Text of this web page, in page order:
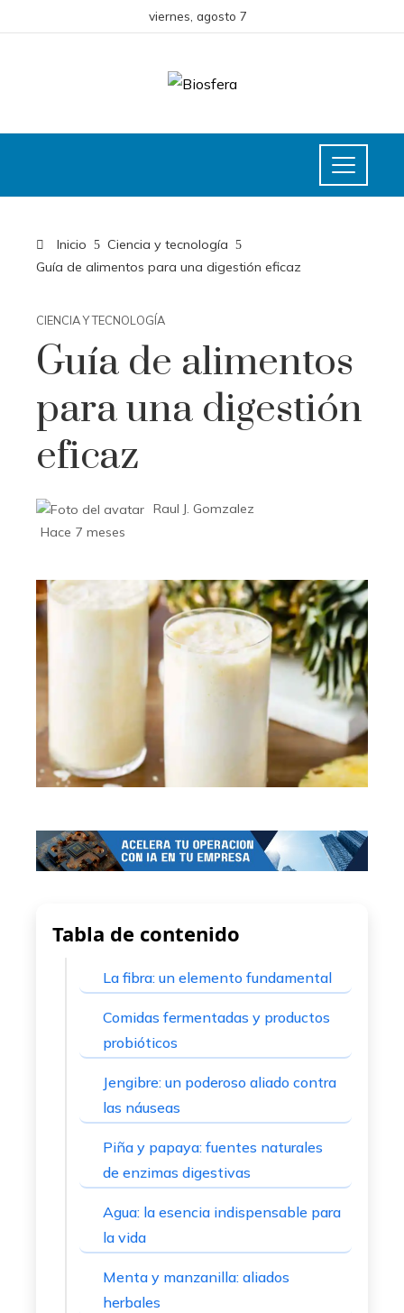
viernes, agosto 7
Inicio
Ciencia y tecnología
Guía de alimentos para una digestión eficaz
CIENCIA Y TECNOLOGÍA
Guía de alimentos
para una digestión
eficaz
Raul J. Gomzalez
Hace 7 meses
Tabla de contenido
La fibra: un elemento fundamental
Comidas fermentadas y productos
probióticos
Jengibre: un poderoso aliado contra
las náuseas
Piña y papaya: fuentes naturales
de enzimas digestivas
Agua: la esencia indispensable para
la vida
Menta y manzanilla: aliados
herbales